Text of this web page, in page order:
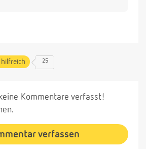
25
Kommentare verfasst!
verfassen